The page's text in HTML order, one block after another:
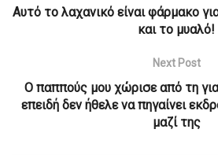
Αυτό το λαχανικό είναι φάρμακο
και το μυαλό!
Next Post
Ο παππούς μου χώρισε από τη
επειδή δεν ήθελε να πηγαίνει
μαζί της